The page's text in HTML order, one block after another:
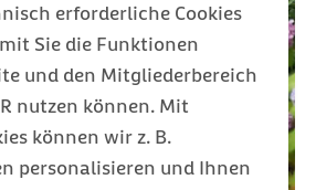
erforderliche Cookies
Sie die Funktionen
und den Mitgliederbereich
nutzen können. Mit
können wir z. B.
personalisieren und Ihnen